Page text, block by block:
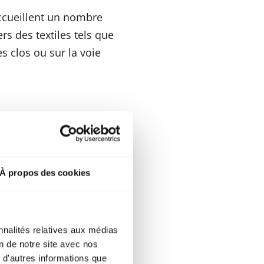
À propos des cookies
relatives aux médias
de notre site avec nos
informations que
un nombre
des textiles tels que
clos ou sur la voie
1 B1
dès que la source